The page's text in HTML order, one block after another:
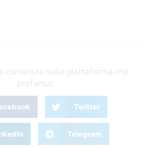
contenuto sulla piattaforma che
preferisci.
Twitter
Telegram